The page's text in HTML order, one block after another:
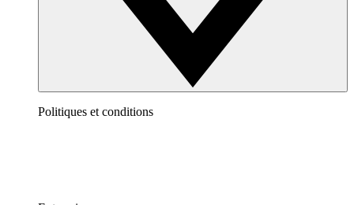
Politiques et conditions